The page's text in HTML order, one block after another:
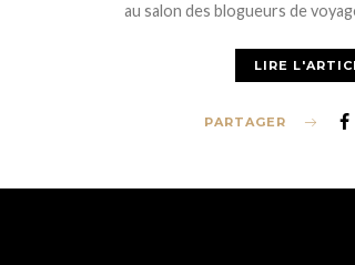
au salon des blogueurs de
LIRE
PARTAGER